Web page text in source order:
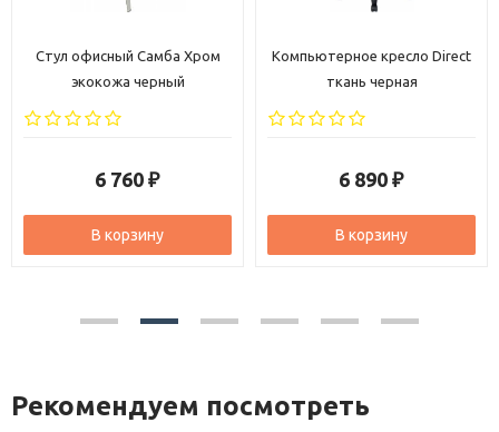
Компьютерное кресло Direct
ткань черная
6 890₽
В корзину
Кресло офисное Евростиль
685 ткань-сетка черная
8 450₽
В корзину
Рекомендуем посмотреть